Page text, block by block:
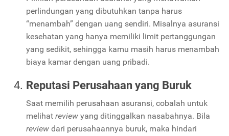
perlindungan yang dibutuhkan tanpa harus
“menambah” dengan uang sendiri. Misalnya asuransi
kesehatan yang hanya memiliki limit pertanggungan
yang sedikit, sehingga kamu masih harus menambah
biaya kamar dengan uang pribadi.
Reputasi Perusahaan yang Buruk
Saat memilih perusahaan asuransi, cobalah untuk
melihat review yang ditinggalkan nasabahnya. Bila
review dari perusahaannya buruk, maka hindari